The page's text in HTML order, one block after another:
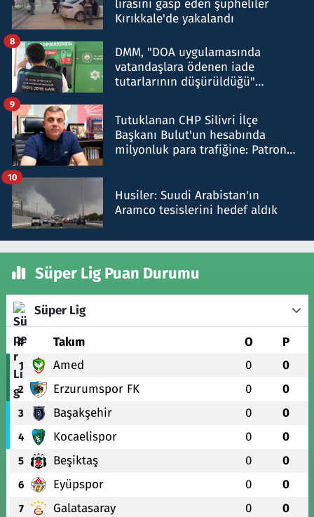
lirasını gasp eden şüpheliler
Kırıkkale'de yakalandı
DMM, "DOA uygulamasında
vatandaşlara ödenen iade
tutarlarının düşürüldüğü"
8
Tutuklanan CHP Silivri İlçe
Başkanı Bulut'un hesabında
milyonluk para trafiğine: Patron
9
Husiler: Suudi Arabistan'ın
Aramco tesislerini hedef aldık
10
Süper Lig Puan Durumu
Süper Lig
# Takım O P
1 Amed 0 0
2 Erzurumspor FK 0 0
3 Başakşehir 0 0
4 Kocaelispor 0 0
5 Beşiktaş 0 0
6 Eyüpspor 0 0
7 Galatasaray 0 0